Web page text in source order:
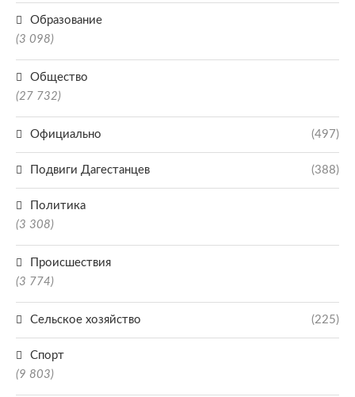
Образование
(3 098)
Общество
(27 732)
Официально (497)
Подвиги Дагестанцев (388)
Политика
(3 308)
Происшествия
(3 774)
Сельское хозяйство (225)
Спорт
(9 803)